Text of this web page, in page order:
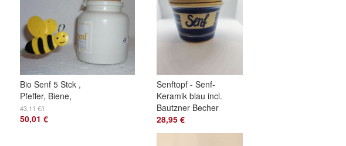
Bio Senf 5 Stck ,
Pfeffer, Biene,
Classic, Estragon,
Apfel
43,11 €/l
50,01 €
Senftopf - Senf-
Keramik blau incl.
Bautzner Becher
28,95 €